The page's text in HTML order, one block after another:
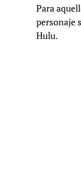
Para
personaje
Hulu.